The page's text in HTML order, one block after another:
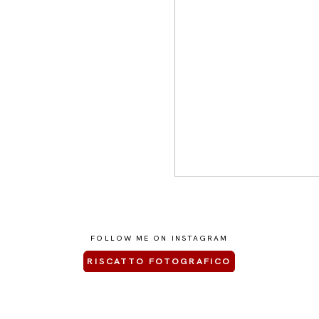
FOLLOW ME ON INSTAGRAM
RISCATTO FOTOGRAFICO